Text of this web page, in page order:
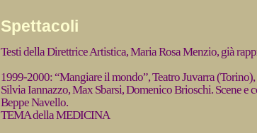
Spettacoli
Testi della Direttrice Artistica, Maria Rosa Menzio, già
1999-2000: “Mangiare il mondo”, Teatro Juvarra
Silvia Iannazzo, Max Sbarsi, Domenico Brioschi. Scene e
Beppe Navello.
TEMA della MEDICINA